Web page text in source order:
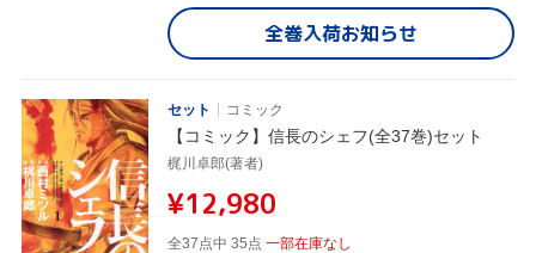
全巻入荷お知らせ
セット コミック
【コミック】信長のシェフ(全37巻)セット
梶川卓郎(著者)
¥12,980
全37点中 35点 一部在庫なし